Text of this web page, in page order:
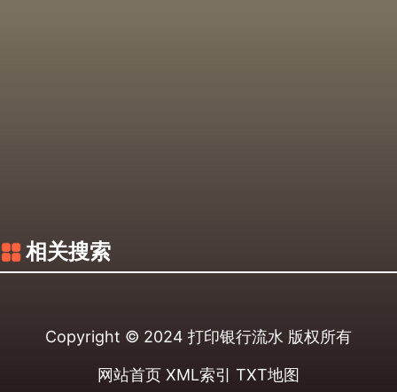
相关搜索
Copyright © 2024 打印银行流水 版权所有
网站首页 XML索引 TXT地图